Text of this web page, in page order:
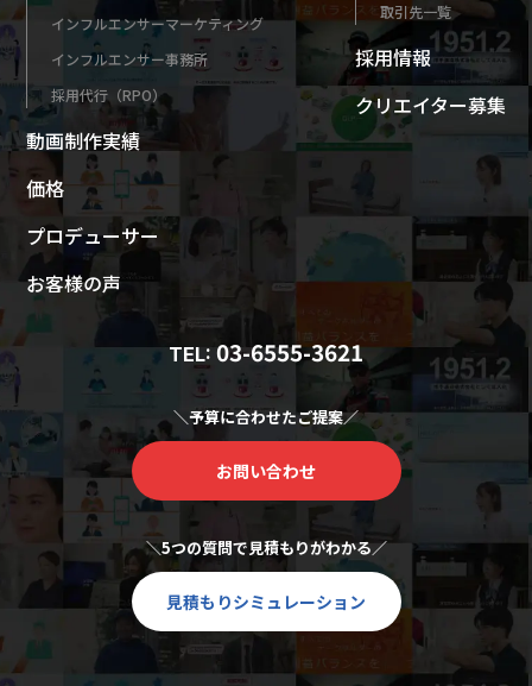
インフルエンサーマーケティング
インフルエンサー事務所
採用代行（RPO）
動画制作実績
価格
プロデューサー
お客様の声
取引先一覧
採用情報
クリエイター募集
TEL: 03-6555-3621
＼予算に合わせたご提案／
お問い合わせ
＼5つの質問で見積もりがわかる／
見積もりシミュレーション